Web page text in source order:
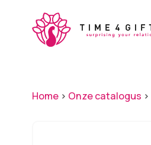
Home > Onze catalogus >